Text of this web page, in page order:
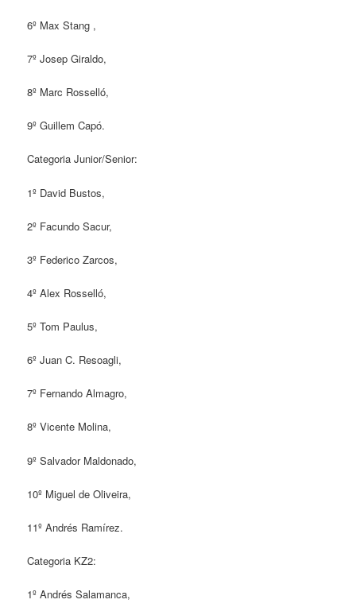
6º Max Stang ,
7º Josep Giraldo,
8º Marc Rosselló,
9º Guillem Capó.
Categoria Junior/Senior:
1º David Bustos,
2º Facundo Sacur,
3º Federico Zarcos,
4º Alex Rosselló,
5º Tom Paulus,
6º Juan C. Resoagli,
7º Fernando Almagro,
8º Vicente Molina,
9º Salvador Maldonado,
10º Miguel de Oliveira,
11º Andrés Ramírez.
Categoria KZ2:
1º Andrés Salamanca,